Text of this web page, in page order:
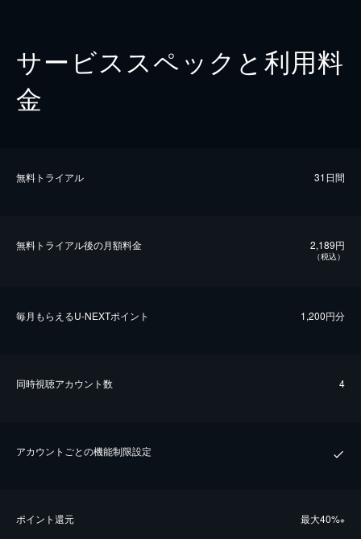
サービススペックと利用料
金
無料トライアル 31日間
無料トライアル後の⽉額料金 2,189円
（税込）
毎⽉もらえるU-NEXTポイント 1,200円分
同時視聴アカウント数 4
アカウントごとの機能制限設定
ポイント還元 最⼤40%※